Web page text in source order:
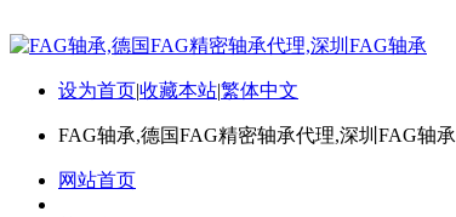
设为首页|收藏本站|繁体中文
FAG轴承,德国FAG精密轴承代理,深圳FAG轴承
网站首页